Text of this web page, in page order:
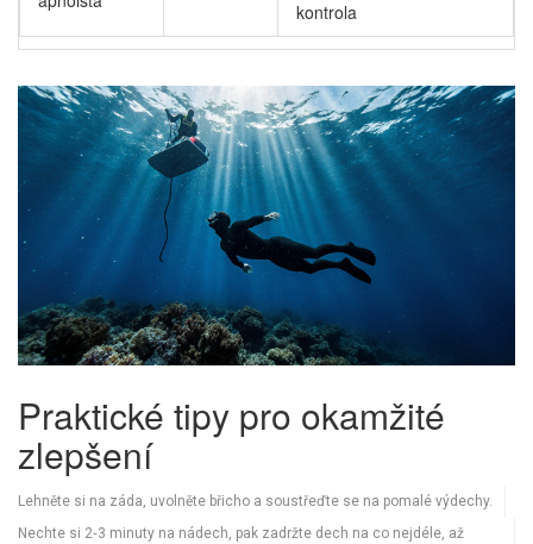
kontrola
Praktické tipy pro okamžité
zlepšení
Lehněte si na záda, uvolněte břicho a soustřeďte se na pomalé výdechy.
Nechte si 2‑3 minuty na nádech, pak zadržte dech na co nejdéle, až